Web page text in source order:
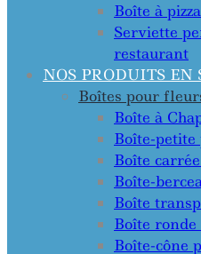
Boîte à
Serviette
restaurant
NOS PRODUITS EN
Boîtes pour
Boîte à
Boîte-
Boîte
Boîte-
Boîte
Boîte ronde
Boîte-cône